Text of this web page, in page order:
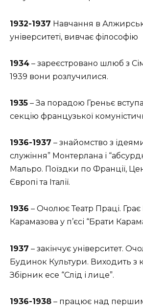
1932-1937 Навчання в
університеті, вивчає філософію
1934 – зареєстровано шлюб з
1939 вони розлучилися.
1935 – За порадою Греньє
секцію французької
1936-1937 – знайомство з
служіння” Монтерлана і
Мальро. Поїздки по Франції,
Європі та Італії.
1936 – Очолює Театр Праці. Грає
Карамазова у п’єсі “Брати
1937 – закінчує університет.
Будинок Культури. Виходить з
Збірник есе “Слід і лице”.
1936-1938 – працює над